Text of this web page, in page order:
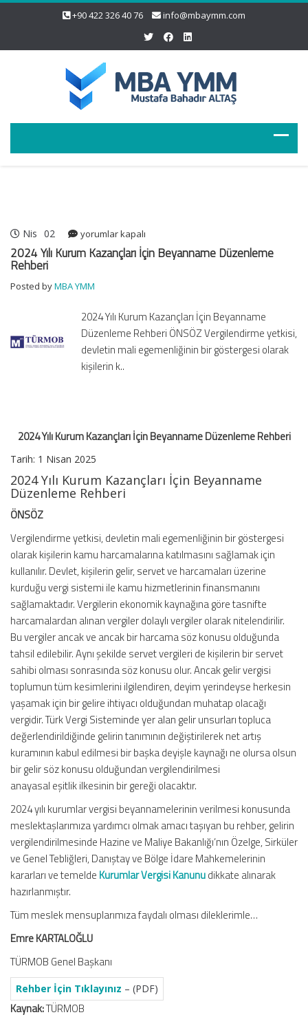
+90 422 326 40 76 info@mbaymm.com
Nis 02
2024
Yılı
İçin
Düzenleme
Rehberi
için
yorumlar kapalı
2024 Yılı Kurum Kazançları İçin Beyanname Düzenleme
Rehberi
Posted byMBA YMM
2024 Yılı Kurum Kazançları İçin Beyanname
Düzenleme Rehberi ÖNSÖZ Vergilendirme yetkisi,
devletin mali egemenliğinin bir göstergesi olarak
kişilerin k..
2024 Yılı Kurum Kazançları İçin Beyanname Düzenleme Rehberi
Tarih: 1 Nisan 2025
2024 Yılı Kurum Kazançları İçin Beyanname
Düzenleme Rehberi
ÖNSÖZ
Vergilendirme yetkisi, devletin mali egemenliğinin bir göstergesi
olarak kişilerin kamu harcamalarına katılmasını sağlamak için
kullanılır. Devlet, kişilerin gelir, servet ve harcamaları üzerine
kurduğu vergi sistemi ile kamu hizmetlerinin finansmanını
sağlamaktadır. Vergilerin ekonomik kaynağına göre tasnifte
harcamalardan alınan vergiler dolaylı vergiler olarak nitelendirilir.
Bu vergiler ancak ve ancak bir harcama söz konusu olduğunda
tahsil edilebilir. Aynı şekilde servet vergileri de kişilerin bir servet
sahibi olması sonrasında söz konusu olur. Ancak gelir vergisi
toplumun tüm kesimlerini ilgilendiren, deyim yerindeyse herkesin
yaşamak için bir gelire ihtiyacı olduğundan muhatap olacağı
vergidir. Türk Vergi Sisteminde yer alan gelir unsurları topluca
değerlendirildiğinde gelirin tanımının değiştirilerek net artış
kuramının kabul edilmesi bir başka deyişle kaynağı ne olursa olsun
bir gelir söz konusu olduğundan vergilendirilmesi
anayasal eşitlik ilkesinin bir gereği olacaktır.
2024 yılı kurumlar vergisi beyannamelerinin verilmesi konusunda
meslektaşlarımıza yardımcı olmak amacı taşıyan bu rehber, gelirin
vergilendirilmesinde Hazine ve Maliye Bakanlığı’nın Özelge, Sirküler
ve Genel Tebliğleri, Danıştay ve Bölge İdare Mahkemelerinin
kararları ve temelde Kurumlar Vergisi Kanunudikkate alınarak
hazırlanmıştır.
Tüm meslek mensuplarımıza faydalı olması dileklerimle…
Emre KARTALOĞLU
TÜRMOB Genel Başkanı
Rehber İçin Tıklayınız – (PDF)
Kaynak:TÜRMOB